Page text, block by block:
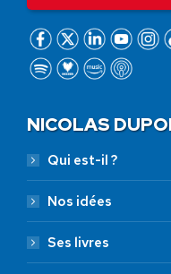
NICOLAS
Qui est-il ?
Nos idées
Ses livres